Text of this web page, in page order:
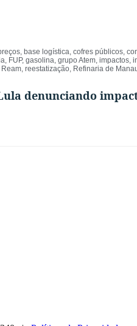
, base logística, cofres públicos,
, FUP, gasolina, grupo Atem, impactos,
Ream, reestatização, Refinaria de
denunciando